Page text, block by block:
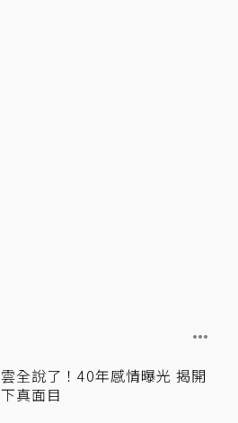
全說了！40年感情曝光 揭開
真面目